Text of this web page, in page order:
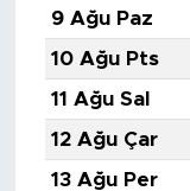
9 Ağu Paz
10 Ağu Pts
11 Ağu Sal
12 Ağu Çar
13 Ağu Per